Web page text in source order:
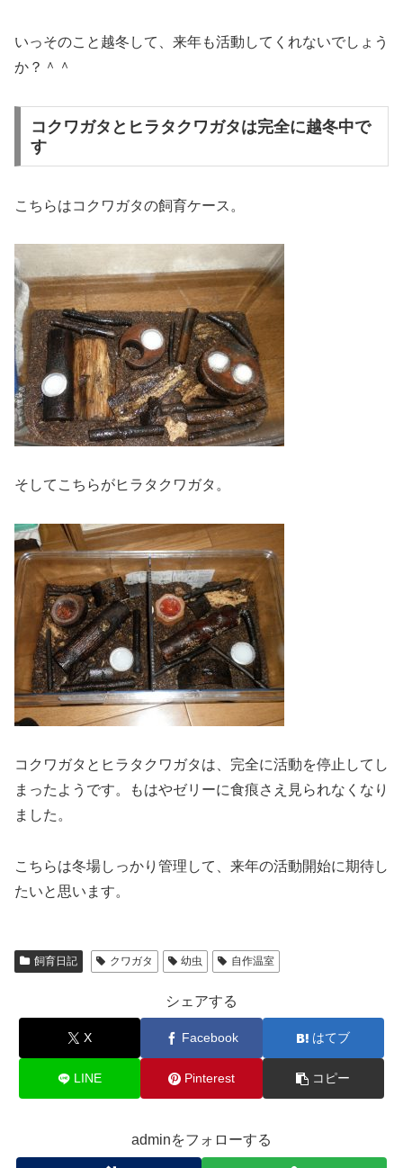
いっそのこと越冬して、来年も活動してくれないでしょう
か？＾＾
コクワガタとヒラタクワガタは完全に越冬中で
す
こちらはコクワガタの飼育ケース。
そしてこちらがヒラタクワガタ。
コクワガタとヒラタクワガタは、完全に活動を停止してし
まったようです。もはやゼリーに食痕さえ見られなくなり
ました。
こちらは冬場しっかり管理して、来年の活動開始に期待し
たいと思います。
飼育日記 クワガタ 幼虫 自作温室
シェアする
X Facebook はてブ
LINE Pinterest コピー
adminをフォローする